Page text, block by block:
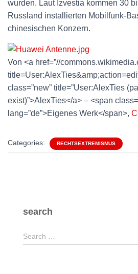
wurden. Laut Izvestia kommen 30
Russland installierten Mobilfunk-
chinesischen Konzern.
Von <a href=”//
class=”new” title=”User:AlexTies
exist)”>AlexTies</a> – <span
lang=”de”>Eigenes Werk</span>,
Categories: RECHTSEXTREMISMUS
search
S
e
Search …